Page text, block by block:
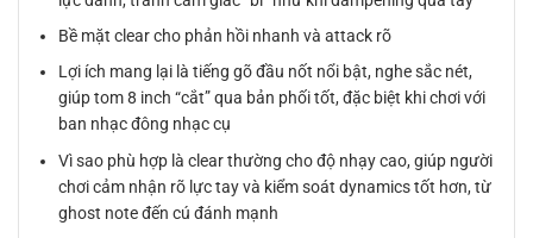
Bề mặt clear cho phản hồi nhanh và attack rõ
Lợi ích mang lại là tiếng gõ đầu nốt nổi bật, nghe sắc nét,
giúp tom 8 inch “cắt” qua bản phối tốt, đặc biệt khi chơi với
ban nhạc đông nhạc cụ
Vì sao phù hợp là clear thường cho độ nhạy cao, giúp người
chơi cảm nhận rõ lực tay và kiểm soát dynamics tốt hơn, từ
ghost note đến cú đánh mạnh